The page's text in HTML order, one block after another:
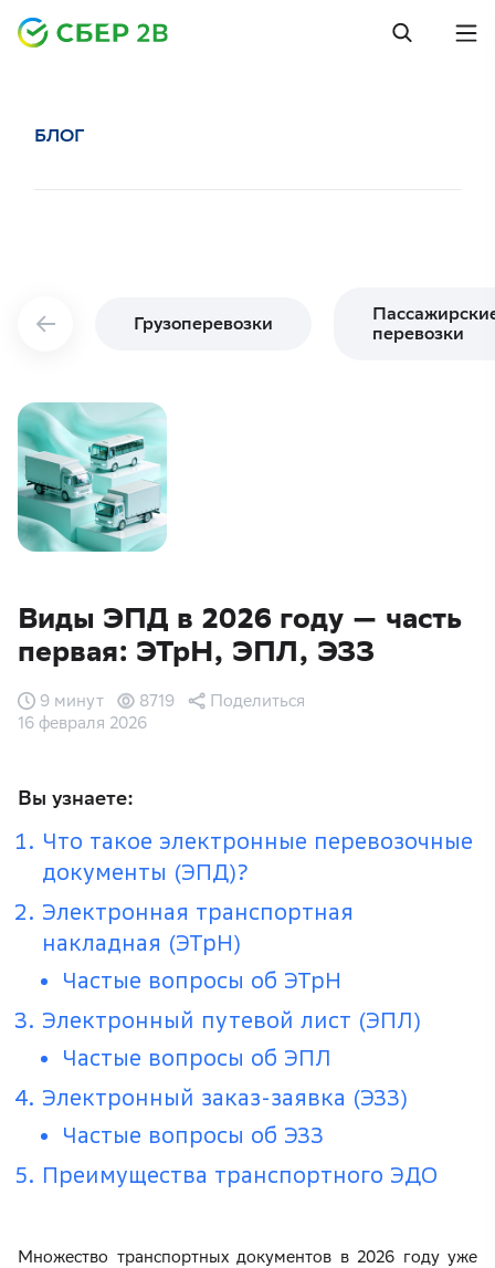
БЛОГ
Грузоперевозки
перевозки
Виды ЭПД в 2026 году — часть
первая: ЭТрН, ЭПЛ, ЭЗЗ
16 февраля 2026
9 минут 8719 Поделиться
Вы узнаете:
Что такое электронные перевозочные
документы (ЭПД)?
Электронная транспортная
накладная (ЭТрН)
Частые вопросы об ЭТрН
Электронный путевой лист (ЭПЛ)
Частые вопросы об ЭПЛ
Электронный заказ-заявка (ЭЗЗ)
Частые вопросы об ЭЗЗ
Преимущества транспортного ЭДО
Множество транспортных документов в 2026 году уже